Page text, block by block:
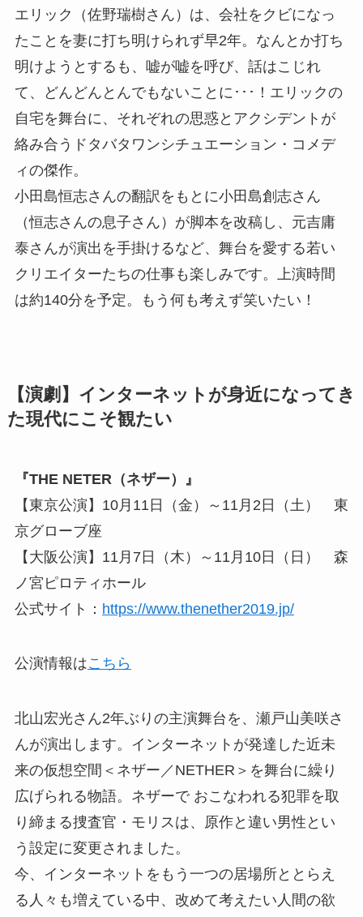
エリック（佐野瑞樹さん）は、会社をクビになっ
たことを妻に打ち明けられず早2年。なんとか打ち
明けようとするも、嘘が嘘を呼び、話はこじれ
て、どんどんとんでもないことに･･･！エリックの
自宅を舞台に、それぞれの思惑とアクシデントが
絡み合うドタバタワンシチュエーション・コメデ
ィの傑作。
小田島恒志さんの翻訳をもとに小田島創志さん
（恒志さんの息子さん）が脚本を改稿し、元吉庸
泰さんが演出を手掛けるなど、舞台を愛する若い
クリエイターたちの仕事も楽しみです。上演時間
は約140分を予定。もう何も考えず笑いたい！
【演劇】インターネットが身近になってき
た現代にこそ観たい
『THE NETER（ネザー）』
【東京公演】10月11日（金）～11月2日（土） 東
京グローブ座
【大阪公演】11月7日（木）～11月10日（日） 森
ノ宮ピロティホール
公式サイト： https://www.thenether2019.jp/
公演情報はこちら
北山宏光さん2年ぶりの主演舞台を、瀬戸山美咲さ
んが演出します。インターネットが発達した近未
来の仮想空間＜ネザー／NETHER＞を舞台に繰り
広げられる物語。ネザーで おこなわれる犯罪を取
り締まる捜査官・モリスは、原作と違い男性とい
う設定に変更されました。
今、インターネットをもう一つの居場所ととらえ
る人々も増えている中、改めて考えたい人間の欲